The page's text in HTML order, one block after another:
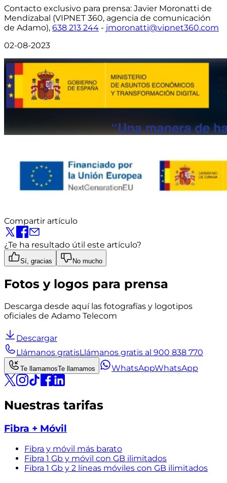
Contacto exclusivo para prensa: Javier Moronatti de
Mendizabal (VIPNET 360, agencia de comunicación
de Adamo), 638 213 244 - jmoronatti@vipnet360.com
02-08-2023
Compartir artículo
¿Te ha resultado útil este artículo?
Sí, gracias No mucho
Fotos y logos para prensa
Descarga desde aquí las fotografías y logotipos
oficiales de Adamo Telecom
Descargar
Llámanos gratisLlámanos gratis al 900 838 770
Te llamamosTe llamamos WhatsAppWhatsApp
Nuestras tarifas
Fibra + Móvil
Fibra y móvil más barato
Fibra 1 Gb y móvil con GB ilimitados
Fibra 1 Gb y 2 líneas móviles con GB ilimitados